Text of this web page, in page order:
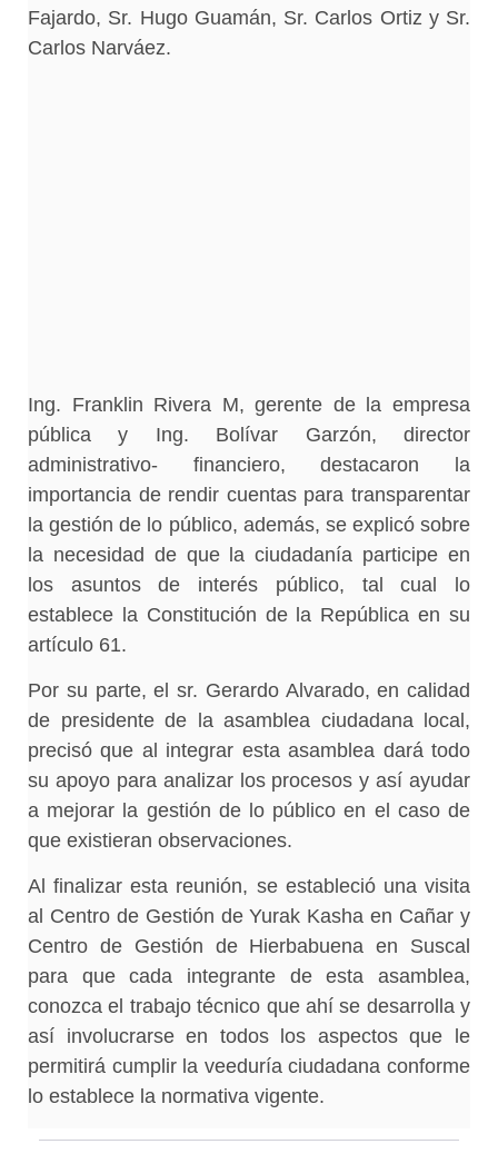
Fajardo, Sr. Hugo Guamán, Sr. Carlos Ortiz y Sr.
Carlos Narváez.
Ing. Franklin Rivera M, gerente de la empresa
pública y Ing. Bolívar Garzón, director
administrativo- financiero, destacaron la
importancia de rendir cuentas para transparentar
la gestión de lo público, además, se explicó sobre
la necesidad de que la ciudadanía participe en
los asuntos de interés público, tal cual lo
establece la Constitución de la República en su
artículo 61.
Por su parte, el sr. Gerardo Alvarado, en calidad
de presidente de la asamblea ciudadana local,
precisó que al integrar esta asamblea dará todo
su apoyo para analizar los procesos y así ayudar
a mejorar la gestión de lo público en el caso de
que existieran observaciones.
Al finalizar esta reunión, se estableció una visita
al Centro de Gestión de Yurak Kasha en Cañar y
Centro de Gestión de Hierbabuena en Suscal
para que cada integrante de esta asamblea,
conozca el trabajo técnico que ahí se desarrolla y
así involucrarse en todos los aspectos que le
permitirá cumplir la veeduría ciudadana conforme
lo establece la normativa vigente.